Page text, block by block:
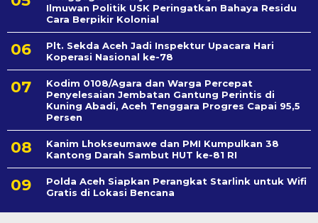
Ilmuwan Politik USK Peringatkan Bahaya Residu
Cara Berpikir Kolonial
Plt. Sekda Aceh Jadi Inspektur Upacara Hari
Koperasi Nasional ke-78
Kodim 0108/Agara dan Warga Percepat
Penyelesaian Jembatan Gantung Perintis di
Kuning Abadi, Aceh Tenggara Progres Capai 95,5
Persen
Kanim Lhokseumawe dan PMI Kumpulkan 38
Kantong Darah Sambut HUT ke-81 RI
Polda Aceh Siapkan Perangkat Starlink untuk Wifi
Gratis di Lokasi Bencana